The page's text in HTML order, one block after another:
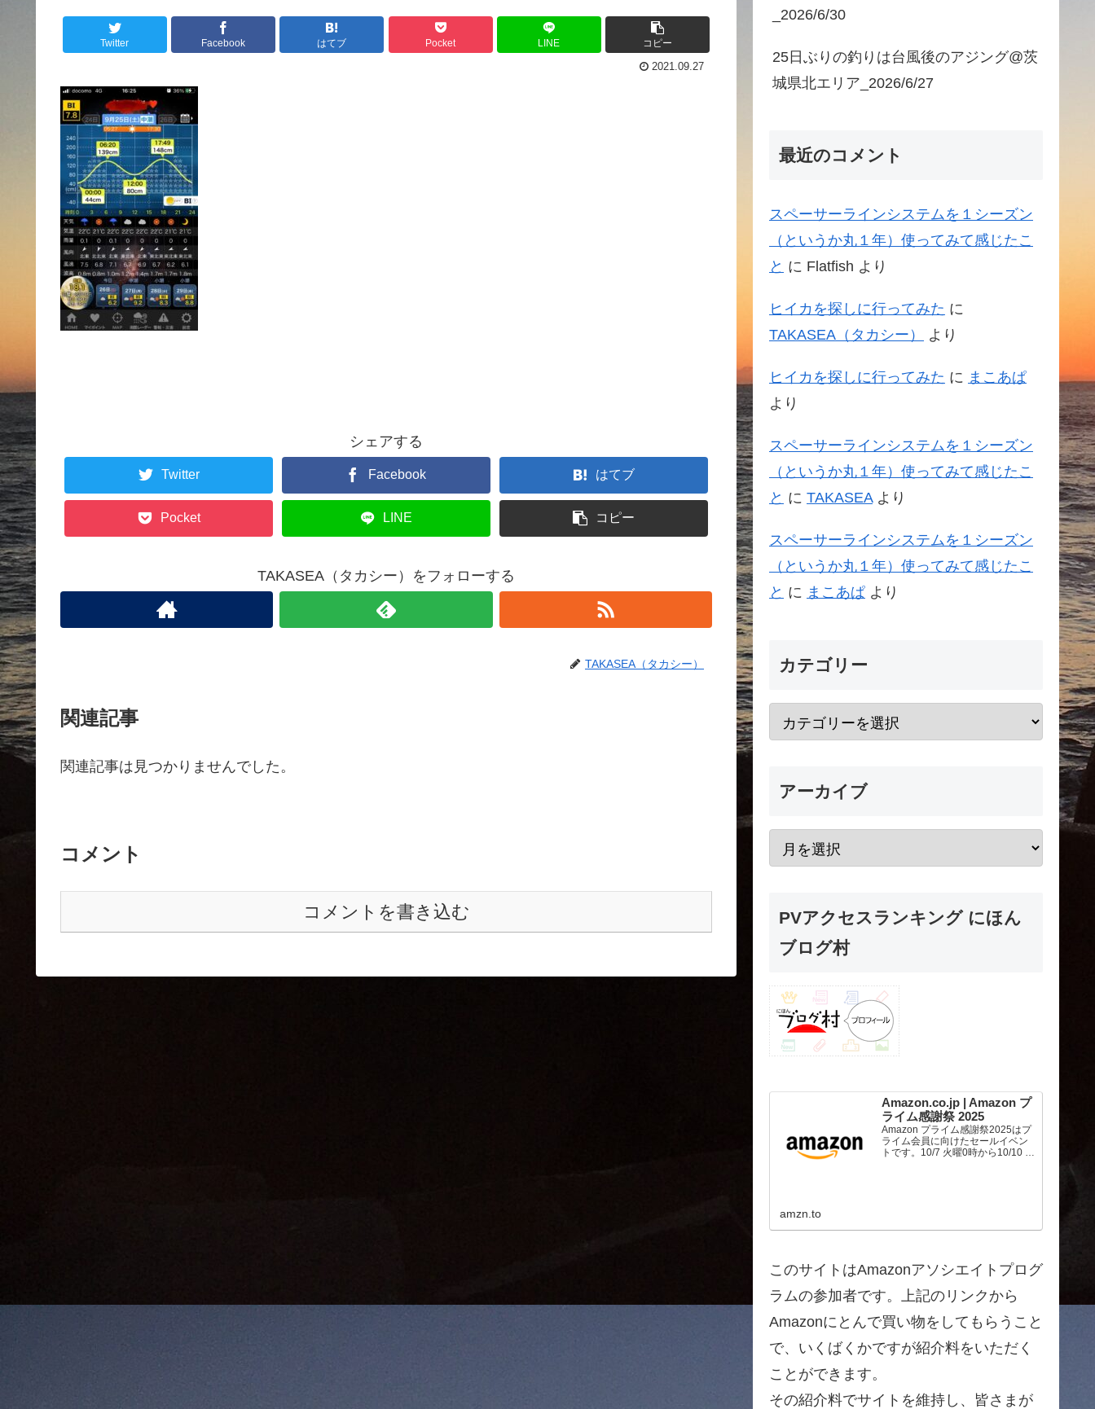
Twitter Facebook はてブ Pocket LINE コピー
2021.09.27
シェアする
Twitter Facebook はてブ
Pocket LINE コピー
TAKASEA（タカシー）をフォローする
TAKASEA（タカシー）
関連記事
関連記事は見つかりませんでした。
コメント
コメントを書き込む
_2026/6/30
25日ぶりの釣りは台風後のアジング@茨
城県北エリア_2026/6/27
最近のコメント
スペーサーラインシステムを１シーズン
（というか丸１年）使ってみて感じたこ
と に Flatfish より
ヒイカを探しに行ってみた に
TAKASEA（タカシー）
より
ヒイカを探しに行ってみた に まこあぱ
より
スペーサーラインシステムを１シーズン
（というか丸１年）使ってみて感じたこ
と に TAKASEAより
スペーサーラインシステムを１シーズン
（というか丸１年）使ってみて感じたこ
と に まこあぱ より
カテゴリー
アーカイブ
PVアクセスランキング にほん
ブログ村
Amazon.co.jp | Amazon プ
ライム感謝祭 2025
Amazon プライム感謝祭2025はプ
ライム会員に向けたセールイベン
トです。10/7 火曜0時から10/10 金
amzn.to
このサイトはAmazonアソシエイトプログ
ラムの参加者です。上記のリンクから
Amazonにとんで買い物をしてもらうこと
で、いくばくかですが紹介料をいただく
ことができます。
その紹介料でサイトを維持し、皆さまが